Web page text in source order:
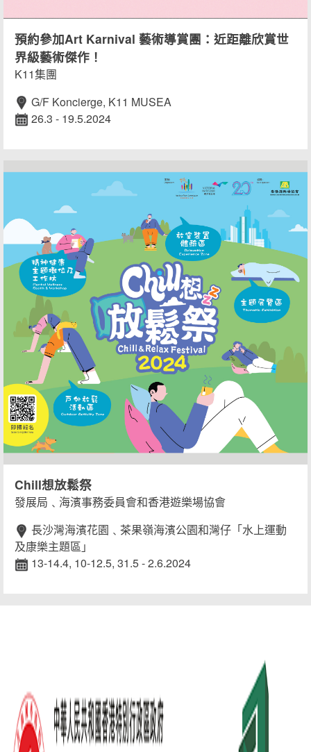
預約參加Art Karnival 藝術導賞團：近距離欣賞世
界級藝術傑作！
K11集團
G/F Koncierge, K11 MUSEA
26.3 - 19.5.2024
Chill想放鬆祭
發展局﹑海濱事務委員會和香港遊樂場協會
長沙灣海濱花園﹑茶果嶺海濱公園和灣仔「水上運動
及康樂主題區」
13-14.4, 10-12.5, 31.5 - 2.6.2024